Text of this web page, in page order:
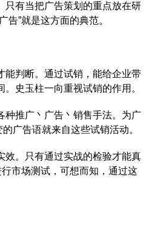
只有当把广告策划的重点放在研
”就是这方面的典范。
能判断。通过试销，能给企业带
史玉柱一向重视试销的作用。
种推广丶广告丶销售手法。为广
广告语就来自这些试销活动。
效。只有通过实战的检验才能真
市场测试，可想而知，通过这